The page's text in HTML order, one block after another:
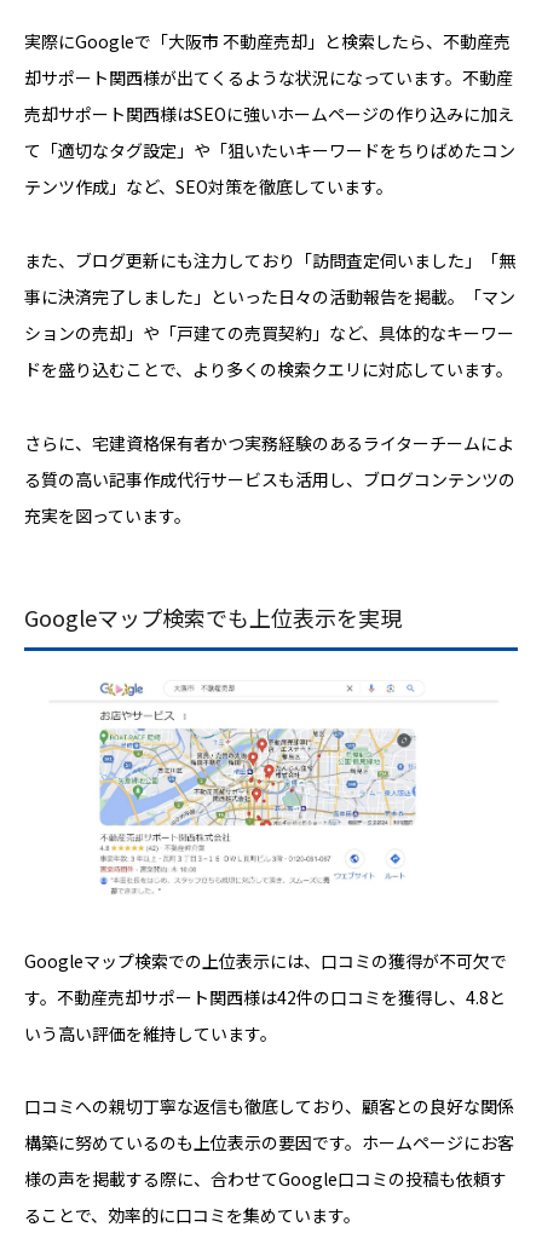
実際にGoogleで「大阪市 不動産売却」と検索したら、不動産売
却サポート関西様が出てくるような状況になっています。不動産
売却サポート関西様はSEOに強いホームページの作り込みに加え
て「適切なタグ設定」や「狙いたいキーワードをちりばめたコン
テンツ作成」など、SEO対策を徹底しています。
また、ブログ更新にも注力しており「訪問査定伺いました」「無
事に決済完了しました」といった日々の活動報告を掲載。「マン
ションの売却」や「戸建ての売買契約」など、具体的なキーワー
ドを盛り込むことで、より多くの検索クエリに対応しています。
さらに、宅建資格保有者かつ実務経験のあるライターチームによ
る質の高い記事作成代行サービスも活用し、ブログコンテンツの
充実を図っています。
Googleマップ検索でも上位表示を実現
Googleマップ検索での上位表示には、口コミの獲得が不可欠で
す。不動産売却サポート関西様は42件の口コミを獲得し、4.8と
いう高い評価を維持しています。
口コミへの親切丁寧な返信も徹底しており、顧客との良好な関係
構築に努めているのも上位表示の要因です。ホームページにお客
様の声を掲載する際に、合わせてGoogle口コミの投稿も依頼す
ることで、効率的に口コミを集めています。